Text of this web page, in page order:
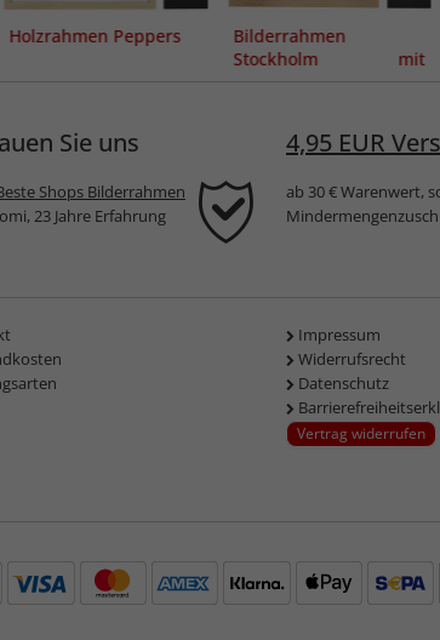
Holzrahmen Peppers
Bilderrahmen
Stockholm mit
Sie uns
Shops Bilderrahmen
23 Jahre Erfahrung
4,95 EUR
ab 30 € Warenwert,
Impressum
Widerrufsrecht
Datenschutz
Vertrag widerrufen